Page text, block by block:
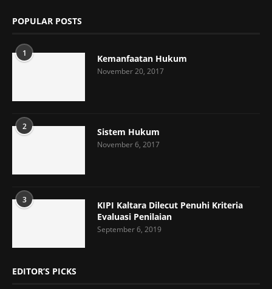
POPULAR POSTS
1 Kemanfaatan Hukum
November 20, 2017
2 Sistem Hukum
November 6, 2017
3
KIPI Kaltara Dilecut Penuhi Kriteria
Evaluasi Penilaian
September 6, 2019
EDITOR’S PICKS